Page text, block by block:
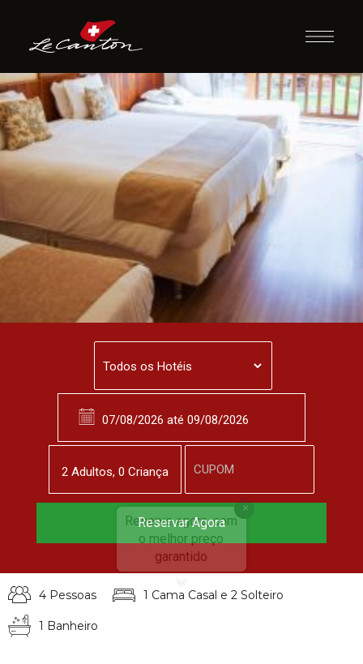
Luxo Superior Fazenda
4 Pessoas 1 Cama Casal e 2 Solteiro
1 Banheiro
2 Adultos, 0 Criança
Reserve agora, com
o melhor preço
garantido
Reservar Agora